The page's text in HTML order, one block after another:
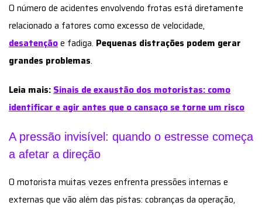
O número de acidentes envolvendo frotas está diretamente
relacionado a fatores como excesso de velocidade,
desatençãoe fadiga. Pequenas distrações podem gerar
grandes problemas.
Leia mais:Sinais de exaustão dos motoristas: como
identificar e agir antes que o cansaço se torne um risco
A pressão invisível: quando o estresse começa
a afetar a direção
O motorista muitas vezes enfrenta pressões internas e
externas que vão além das pistas: cobranças da operação,